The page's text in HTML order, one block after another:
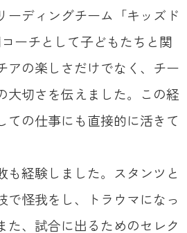
ーディングチーム「キッズド
ーチとして子どもたちと関
アの楽しさだけでなく、チー
大切さを伝えました。この経
ての仕事にも直接的に活きて
も経験しました。スタンツと
で怪我をし、トラウマになっ
た、試合に出るためのセレク